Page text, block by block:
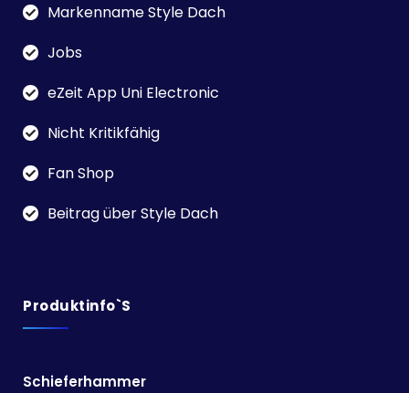
Markenname Style Dach
Jobs
eZeit App Uni Electronic
Nicht Kritikfähig
Fan Shop
Beitrag über Style Dach
Produktinfo`s
Schieferhammer